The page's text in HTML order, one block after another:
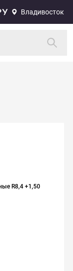
Владивосток
R8,4 +1,50